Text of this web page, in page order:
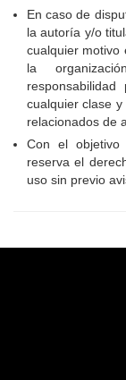
En caso de
la autoría y/o
cualquier motivo
la
cualquier clase
relacionados de
Con el
reserva el
uso sin previo